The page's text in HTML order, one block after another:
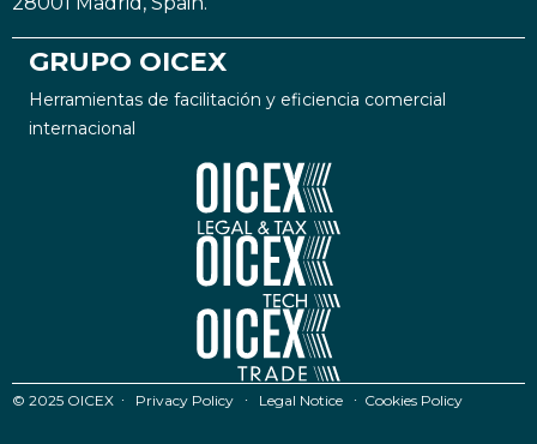
GRUPO OICEX
Herramientas de facilitación y eficiencia comercial
internacional
© 2025 OICEX ∙ Privacy Policy ∙ Legal Notice ∙ Cookies Policy